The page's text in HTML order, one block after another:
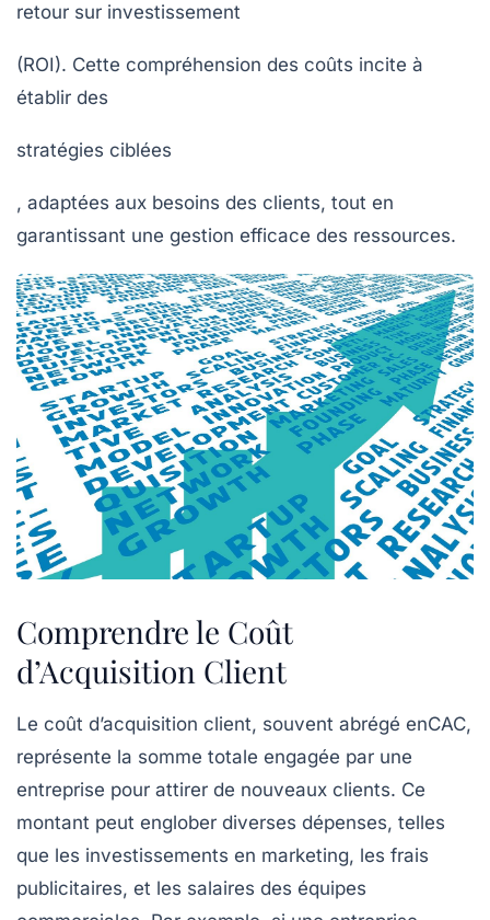
retour sur investissement
(ROI). Cette compréhension des coûts incite à
établir des
stratégies ciblées
, adaptées aux besoins des clients, tout en
garantissant une gestion efficace des ressources.
Comprendre le Coût
d’Acquisition Client
Le coût d’acquisition client, souvent abrégé enCAC,
représente la somme totale engagée par une
entreprise pour attirer de nouveaux clients. Ce
montant peut englober diverses dépenses, telles
que les investissements en marketing, les frais
publicitaires, et les salaires des équipes